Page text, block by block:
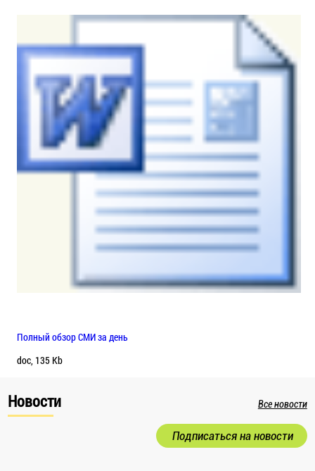
Полный обзор СМИ за день
doc, 135 Kb
Новости Все новости
Подписаться на новости